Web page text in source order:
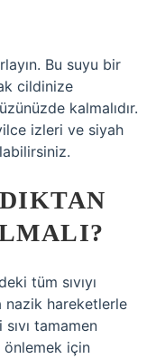
Bu suyu bir
cildinize
kalmalıdır.
izleri ve siyah
tüm sıvıyı
nazik hareketlerle
tamamen
önlemek için